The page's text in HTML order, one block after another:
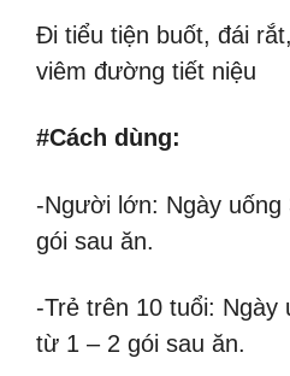
Đi tiểu tiện buốt, đái
viêm đường tiết niệu
#Cách dùng:
-Người lớn: Ngày uống
gói sau ăn.
-Trẻ trên 10 tuổi: Ngày
từ 1 – 2 gói sau ăn.